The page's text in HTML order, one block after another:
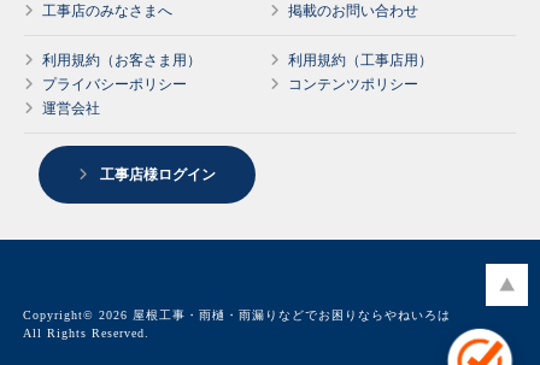
工事店のみなさまへ 掲載のお問い合わせ
利用規約（お客さま用）
利用規約（工事店用）
プライバシーポリシー
コンテンツポリシー
運営会社
工事店様ログイン
Copyright© 2026 屋根工事・雨樋・雨漏りなどでお困りならやねいろは
All Rights Reserved.